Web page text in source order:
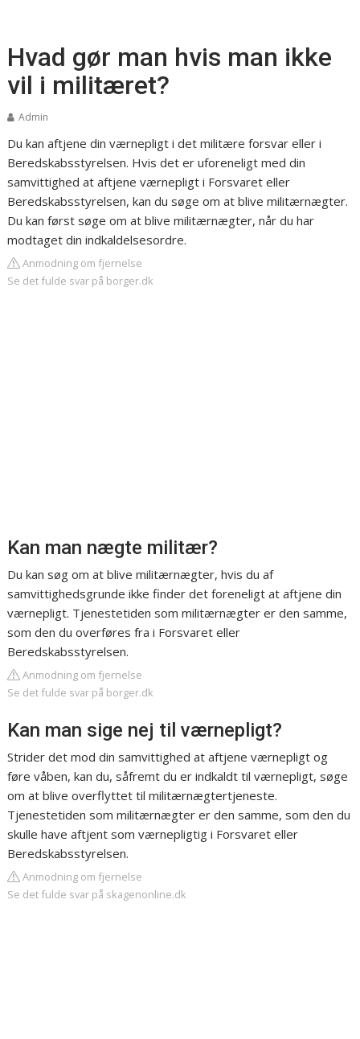
Hvad gør man hvis man ikke
vil i militæret?
Admin
Du kan aftjene din værnepligt i det militære forsvar eller i
Beredskabsstyrelsen. Hvis det er uforeneligt med din
samvittighed at aftjene værnepligt i Forsvaret eller
Beredskabsstyrelsen, kan du søge om at blive militærnægter.
Du kan først søge om at blive militærnægter, når du har
modtaget din indkaldelsesordre.
Anmodning om fjernelse
Se det fulde svar på borger.dk
Kan man nægte militær?
Du kan søg om at blive militærnægter, hvis du af
samvittighedsgrunde ikke finder det foreneligt at aftjene din
værnepligt. Tjenestetiden som militærnægter er den samme,
som den du overføres fra i Forsvaret eller
Beredskabsstyrelsen.
Anmodning om fjernelse
Se det fulde svar på borger.dk
Kan man sige nej til værnepligt?
Strider det mod din samvittighed at aftjene værnepligt og
føre våben, kan du, såfremt du er indkaldt til værnepligt, søge
om at blive overflyttet til militærnægtertjeneste.
Tjenestetiden som militærnægter er den samme, som den du
skulle have aftjent som værnepligtig i Forsvaret eller
Beredskabsstyrelsen.
Anmodning om fjernelse
Se det fulde svar på skagenonline.dk